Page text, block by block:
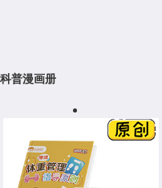
科普漫画册